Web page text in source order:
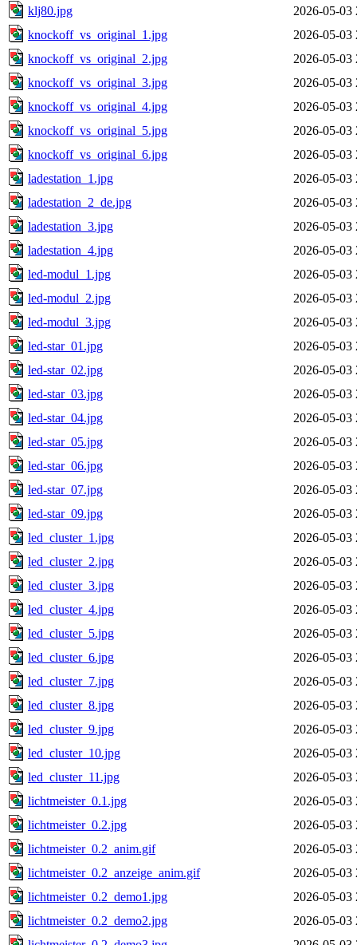
klj80.jpg
2026-05-03
knockoff_vs_original_1.jpg
2026-05-03
knockoff_vs_original_2.jpg
2026-05-03
knockoff_vs_original_3.jpg
2026-05-03
knockoff_vs_original_4.jpg
2026-05-03
knockoff_vs_original_5.jpg
2026-05-03
knockoff_vs_original_6.jpg
2026-05-03
ladestation_1.jpg
2026-05-03
ladestation_2_de.jpg
2026-05-03
ladestation_3.jpg
2026-05-03
ladestation_4.jpg
2026-05-03
led-modul_1.jpg
2026-05-03
led-modul_2.jpg
2026-05-03
led-modul_3.jpg
2026-05-03
led-star_01.jpg
2026-05-03
led-star_02.jpg
2026-05-03
led-star_03.jpg
2026-05-03
led-star_04.jpg
2026-05-03
led-star_05.jpg
2026-05-03
led-star_06.jpg
2026-05-03
led-star_07.jpg
2026-05-03
led-star_09.jpg
2026-05-03
led_cluster_1.jpg
2026-05-03
led_cluster_2.jpg
2026-05-03
led_cluster_3.jpg
2026-05-03
led_cluster_4.jpg
2026-05-03
led_cluster_5.jpg
2026-05-03
led_cluster_6.jpg
2026-05-03
led_cluster_7.jpg
2026-05-03
led_cluster_8.jpg
2026-05-03
led_cluster_9.jpg
2026-05-03
led_cluster_10.jpg
2026-05-03
led_cluster_11.jpg
2026-05-03
lichtmeister_0.1.jpg
2026-05-03
lichtmeister_0.2.jpg
2026-05-03
lichtmeister_0.2_anim.gif
2026-05-03
lichtmeister_0.2_anzeige_anim.gif
2026-05-03
lichtmeister_0.2_demo1.jpg
2026-05-03
lichtmeister_0.2_demo2.jpg
2026-05-03